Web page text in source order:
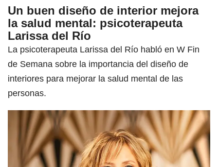
Un buen diseño de interior mejora
la salud mental: psicoterapeuta
Larissa del Río
La psicoterapeuta Larissa del Río habló en W Fin
de Semana sobre la importancia del diseño de
interiores para mejorar la salud mental de las
personas.